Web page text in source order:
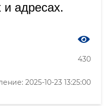
и адресах.
430
2025-10-23 13:25:00